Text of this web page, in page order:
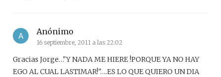
Anónimo
16 septiembre, 2011 a las 22:02
Gracias Jorge…"Y NADA ME HIERE !PORQUE YA NO HAY
EGO AL CUAL LASTIMAR!"….ES LO QUE QUIERO UN DIA